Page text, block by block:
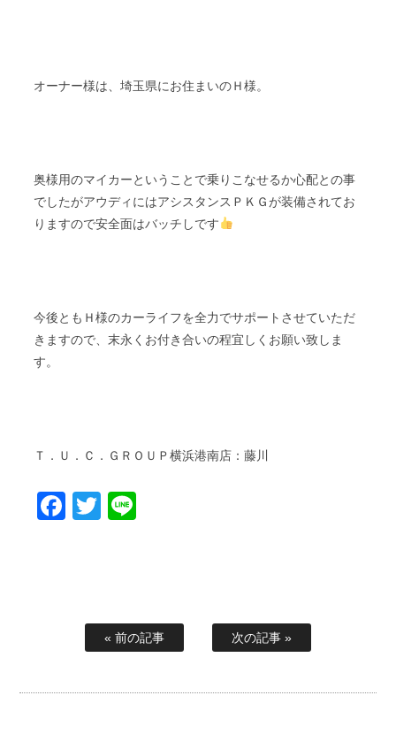
オーナー様は、埼玉県にお住まいのＨ様。
奥様用のマイカーということで乗りこなせるか心配との事
でしたがアウディにはアシスタンスＰＫＧが装備されてお
りますので安全面はバッチしです
今後ともＨ様のカーライフを全力でサポートさせていただ
きますので、末永くお付き合いの程宜しくお願い致しま
す。
Ｔ．Ｕ．Ｃ．ＧＲＯＵＰ横浜港南店：藤川
Facebook
Twitter
« 前の記事 次の記事 »